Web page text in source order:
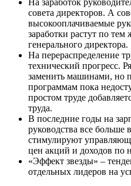
На заработок
совета директоров. А
высокооплачиваемые
заработки растут по
генерального директора.
На перераспределение
технический прогресс.
заменить машинами, но
программам пока
простом труде
труда.
В последние годы на
руководства все
стимулируют
цен акций и доходов по
«Эффект звезды» –
отдельных лидеров на